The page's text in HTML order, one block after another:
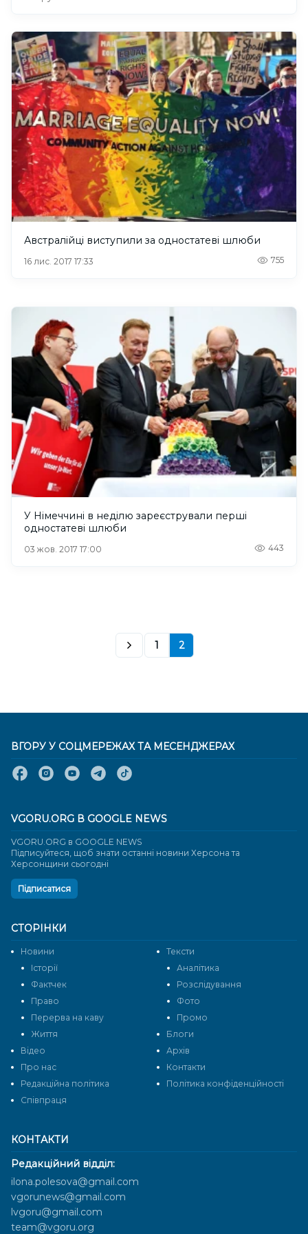
Австралійці виступили за одностатеві шлюби
16 лис. 2017 17:33 755
У Німеччині в неділю зареєстрували перші
одностатеві шлюби
03 жов. 2017 17:00 443
1 2
КОНТАКТИ
Редакційний відділ:
ilona.polesova@gmail.com
vgorunews@gmail.com
lvgoru@gmail.com
team@vgoru.org
СТОРІНКИ
Новини
Тексти
Історії
Аналітика
Фактчек
Розслідування
Право
Фото
Перерва на каву
Промо
Життя
Блоги
Відео
Архів
Про нас
Контакти
Редакційна політика
Політика конфіденційності
Cпівпраця
ВГОРУ У СОЦМЕРЕЖАХ ТА МЕСЕНДЖЕРАХ
VGORU.ORG В GOOGLE NEWS
VGORU.ORG в GOOGLE NEWS
Підписуйтеся, щоб знати останні новини Херсона та
Херсонщини сьогодні
Підписатися